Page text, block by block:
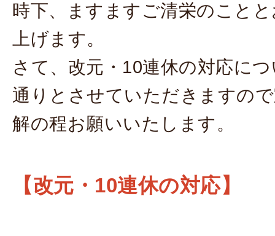
時下、ますますご清栄のこと
上げます。
さて、改元・10連休の対応に
通りとさせていただきますの
解の程お願いいたします。
【改元・10連休の対応】